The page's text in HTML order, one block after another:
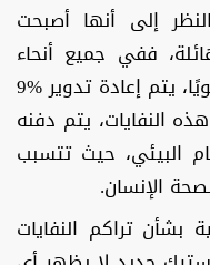
إلى أنها أصبحت
ففي جميع أنحاء
العالم، يتم إنتاج 400 ألف طن سنويًا، يتم إعادة تدوير %9
من هذه النفايات، يتم دفنه
البيئي، حيث تتسبب
الإنسان.
بشأن تراكم النفايات